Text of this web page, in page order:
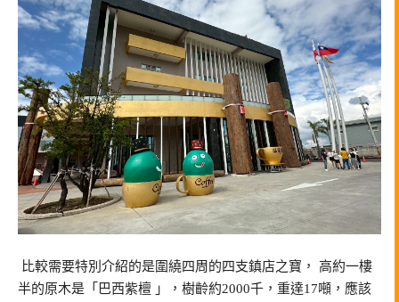
比較需要特別介紹的是圍繞四周的四支鎮店之寶， 高約一樓
半的原木是「巴西紫檀 」，樹齡約2000千，重達17噸，應該